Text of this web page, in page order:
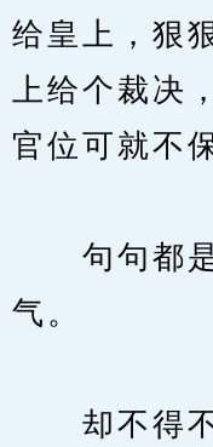
给皇上，狠
上给个裁决
官位可就不
句句都是
气。
却不得不